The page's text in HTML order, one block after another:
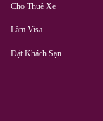
Cho Thuê Xe
Làm Visa
Đặt Khách Sạn